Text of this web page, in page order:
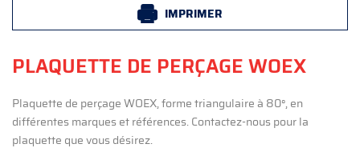
IMPRIMER
PLAQUETTE DE PERÇAGE WOEX
Plaquette de perçage WOEX, forme triangulaire à 80°, en
différentes marques et références. Contactez-nous pour la
plaquette que vous désirez.